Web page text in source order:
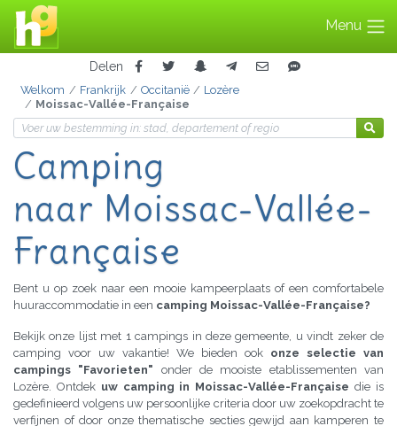
Menu
Delen
Welkom Frankrijk Occitanië
Lozère
Moissac-Vallée-Française
Camping
naar Moissac-Vallée-
Française
Bent u op zoek naar een mooie kampeerplaats of een comfortabele
huuraccommodatie in een camping Moissac-Vallée-Française?
Bekijk onze lijst met 1 campings in deze gemeente, u vindt zeker de
camping voor uw vakantie! We bieden ook onze selectie van
campings "Favorieten" onder de mooiste etablissementen van
Lozère. Ontdek uw camping in Moissac-Vallée-Française die is
gedefinieerd volgens uw persoonlijke criteria door uw zoekopdracht te
verfijnen of door onze thematische secties gewijd aan kamperen te